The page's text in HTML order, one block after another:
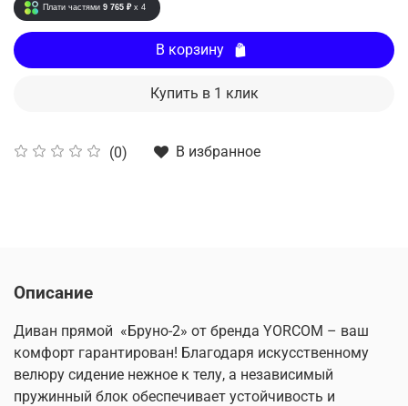
(0) В избранное
Плати частями 9 765 ₽ x 4
В корзину
Купить в 1 клик
Описание
Диван прямой «Бруно-2» от бренда YORCOM – ваш
комфорт гарантирован! Благодаря искусственному
велюру сидение нежное к телу, а независимый
пружинный блок обеспечивает устойчивость и